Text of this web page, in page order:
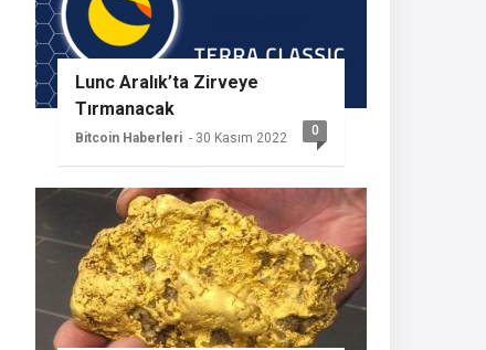
Lunc Aralık’ta Zirveye
Tırmanacak
Bitcoin Haberleri - 30 Kasım 2022 0